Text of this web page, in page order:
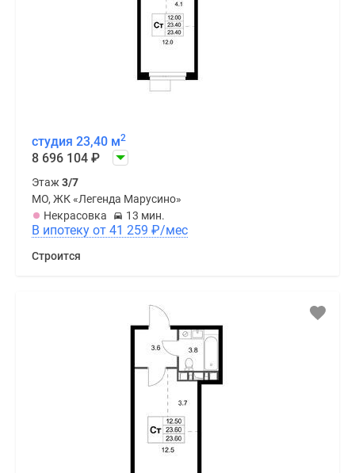
студия 23,40 м2
8 696 104 ₽
Этаж 3/7
МО, ЖК «Легенда Марусино»
Некрасовка
13 мин.
В ипотеку от 41 259 ₽/мес
Строится